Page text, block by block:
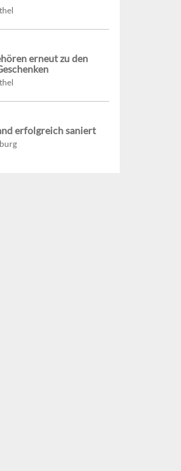
erneut zu den
erfolgreich saniert